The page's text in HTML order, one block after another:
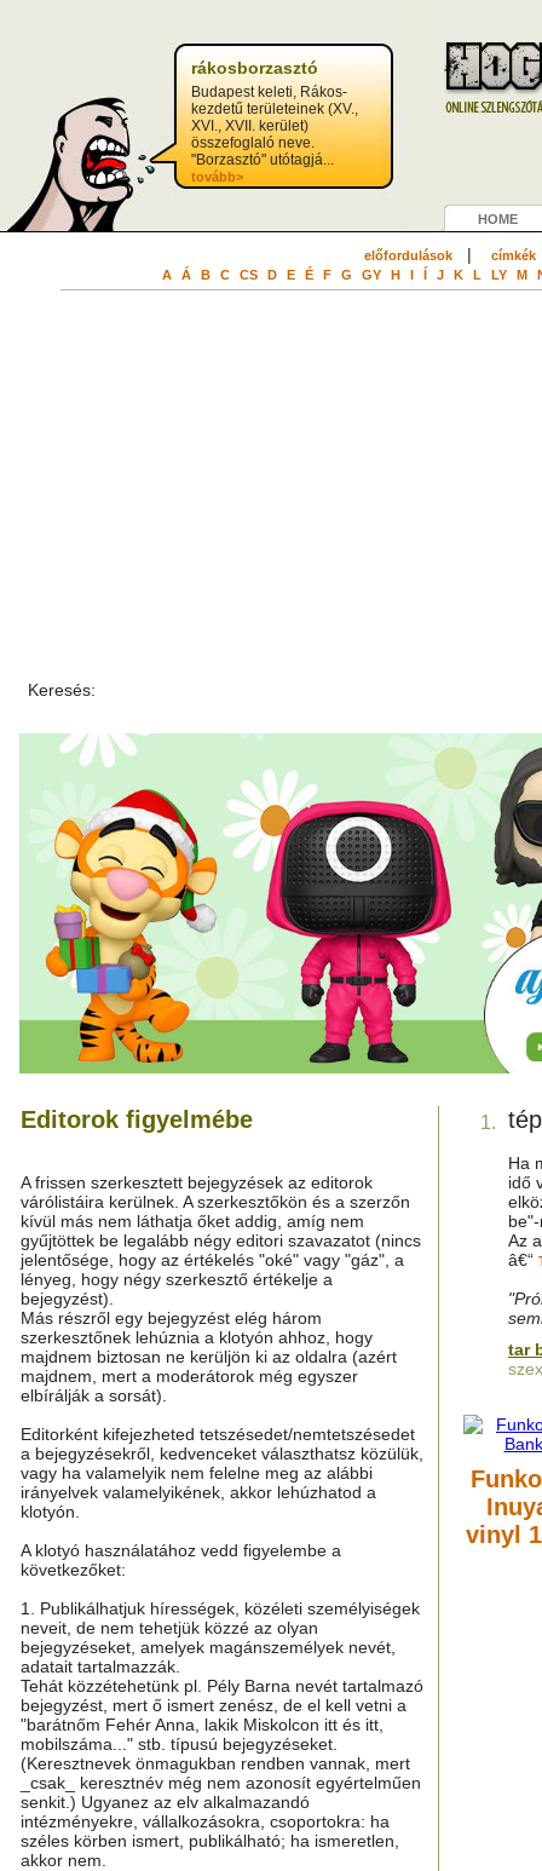
rákosborzasztó
Budapest keleti, Rákos-
kezdetű területeinek (XV.,
XVI., XVII. kerület)
összefoglaló neve.
"Borzasztó" utótagjá...
tovább>
HOME
előfordulások| címkék
A Á B C CS D E É F G GY H I Í J K L LY M
Keresés:
Editorok figyelmébe
A frissen szerkesztett bejegyzések az editorok
várólistáira kerülnek. A szerkesztőkön és a szerzőn
kívül más nem láthatja őket addig, amíg nem
gyűjtöttek be legalább négy editori szavazatot (nincs
jelentősége, hogy az értékelés "oké" vagy "gáz", a
lényeg, hogy négy szerkesztő értékelje a
bejegyzést).
Más részről egy bejegyzést elég három
szerkesztőnek lehúznia a klotyón ahhoz, hogy
majdnem biztosan ne kerüljön ki az oldalra (azért
majdnem, mert a moderátorok még egyszer
elbírálják a sorsát).
Editorként kifejezheted tetszésedet/nemtetszésedet
a bejegyzésekről, kedvenceket választhatsz közülük,
vagy ha valamelyik nem felelne meg az alábbi
irányelvek valamelyikének, akkor lehúzhatod a
klotyón.
A klotyó használatához vedd figyelembe a
következőket:
1. Publikálhatjuk hírességek, közéleti személyiségek
neveit, de nem tehetjük közzé az olyan
bejegyzéseket, amelyek magánszemélyek nevét,
adatait tartalmazzák.
Tehát közzétehetünk pl. Pély Barna nevét tartalmazó
bejegyzést, mert ő ismert zenész, de el kell vetni a
"barátnőm Fehér Anna, lakik Miskolcon itt és itt,
mobilszáma..." stb. típusú bejegyzéseket.
(Keresztnevek önmagukban rendben vannak, mert
_csak_ keresztnév még nem azonosít egyértelműen
senkit.) Ugyanez az elv alkalmazandó
intézményekre, vállalkozásokra, csoportokra: ha
széles körben ismert, publikálható; ha ismeretlen,
akkor nem.
1.
Ha
idő
Az
â€“
tar
vinyl